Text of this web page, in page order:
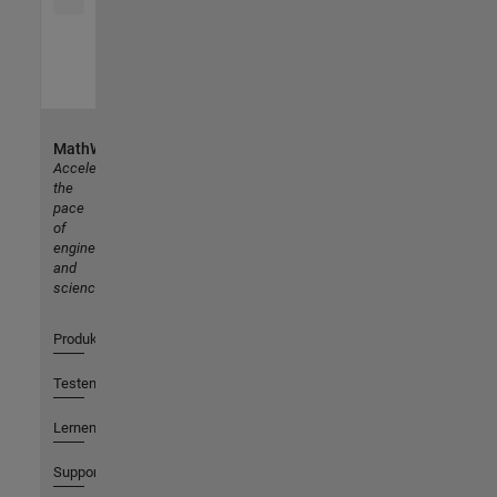
MathWorks
Accelerating
the
pace
of
engineering
and
science
Produkte
Testen oder Kaufen
Lernen
Support